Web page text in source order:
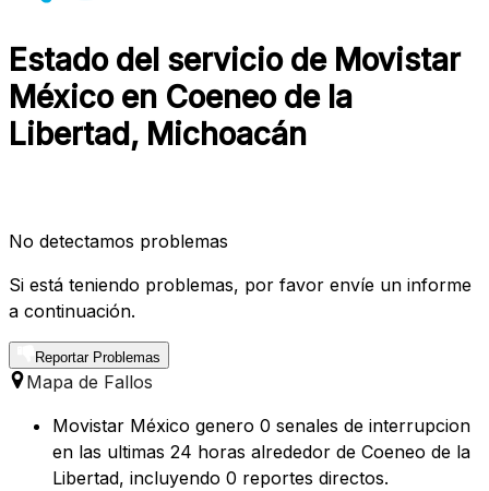
Estado del servicio de Movistar
México en Coeneo de la
Libertad, Michoacán
No detectamos problemas
Si está teniendo problemas, por favor envíe un informe
a continuación.
Reportar Problemas
Mapa de Fallos
Movistar México genero 0 senales de interrupcion
en las ultimas 24 horas alrededor de Coeneo de la
Libertad, incluyendo 0 reportes directos.